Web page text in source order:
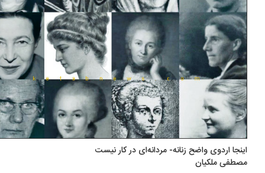
اردوی واضح زنانه- مردانه‌ای در کار نیست
ملکیان